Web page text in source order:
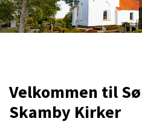
Velkommen til
Skamby Kirker